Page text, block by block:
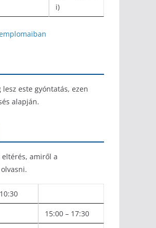
i)
este gyóntatás, ezen
alapján.
eltérés, amiről a
15:00 – 17:30